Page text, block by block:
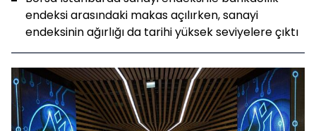
endeksi arasındaki makas açılırken, sanayi
endeksinin ağırlığı da tarihi yüksek seviyelere çıktı